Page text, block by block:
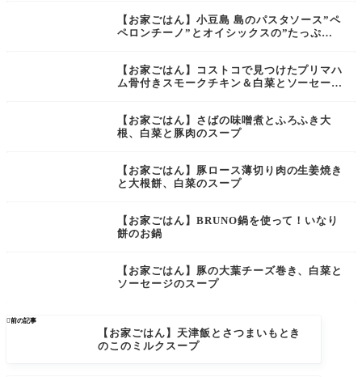
【お家ごはん】小豆島 島のパスタソース”ペ
ペロンチーノ”とオイシックスの”たっぷり
【お家ごはん】コストコで見つけたプリマハ
ム骨付きスモークチキン＆白菜とソーセージ
【お家ごはん】さばの味噌煮とふろふき大
根、白菜と豚肉のスープ
【お家ごはん】豚ロース薄切り肉の生姜焼き
と大根餅、白菜のスープ
【お家ごはん】BRUNO鍋を使って！いなり
餅のお鍋
【お家ごはん】豚の大葉チーズ巻き、白菜と
ソーセージのスープ
前の記事
【お家ごはん】天津飯とさつまいもとき
のこのミルクスープ